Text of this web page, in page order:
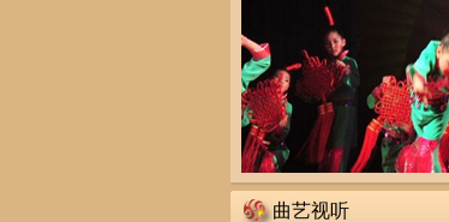
曲艺视听